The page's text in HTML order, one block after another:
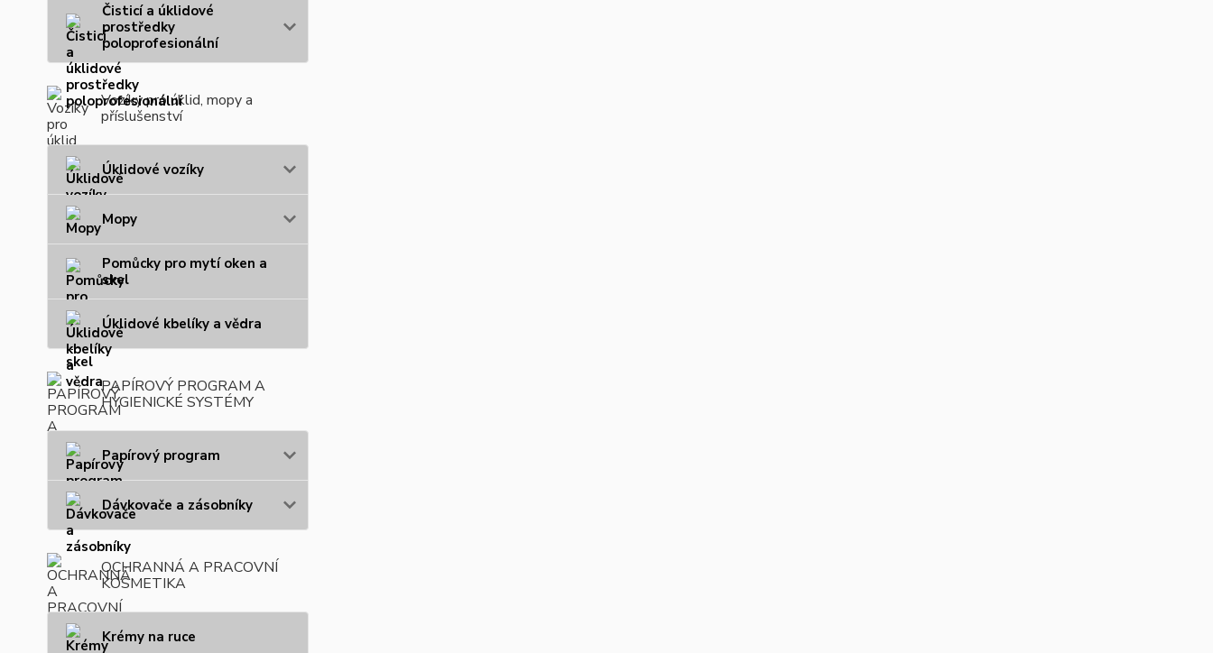
Čisticí a úklidové
prostředky
poloprofesionální
Vozíky pro úklid, mopy a
příslušenství
Úklidové vozíky
Mopy
Pomůcky pro mytí oken a
skel
Úklidové kbelíky a vědra
PAPÍROVÝ PROGRAM A
HYGIENICKÉ SYSTÉMY
Papírový program
Dávkovače a zásobníky
OCHRANNÁ A PRACOVNÍ
KOSMETIKA
Krémy na ruce